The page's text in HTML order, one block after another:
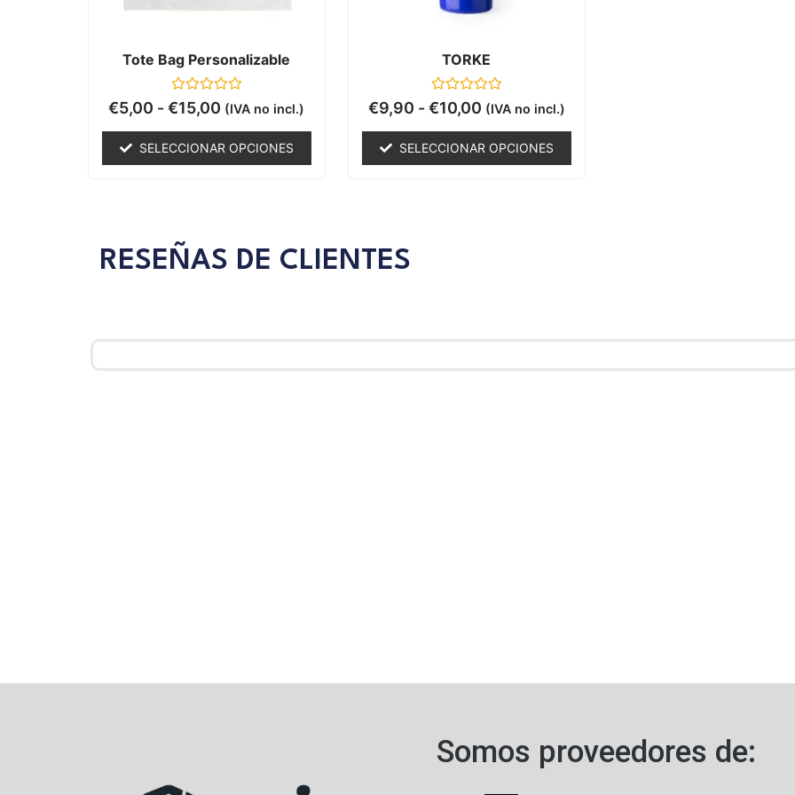
Tote Bag Personalizable
Valorado
con
5
€5,00 -€15,00 (IVA no incl.)
SELECCIONAR OPCIONES
TORKE
Valorado
con
5
€9,90 - €10,00 (IVA no incl.)
SELECCIONAR OPCIONES
RESEÑAS DE CLIENTES
Somos proveedores de: